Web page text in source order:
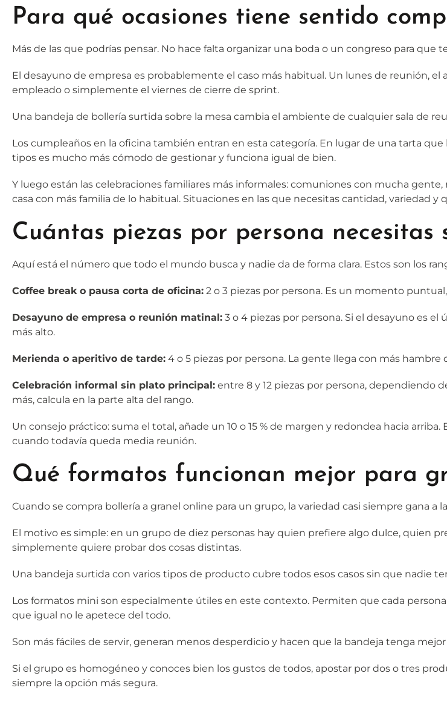
Para qué ocasiones tiene sentido
Más de las que podrías pensar. No hace falta organizar una boda o un congreso para
El desayuno de empresa es probablemente el caso más habitual. Un lunes de reunión,
empleado o simplemente el viernes de cierre de sprint.
Una bandeja de bollería surtida sobre la mesa cambia el ambiente de cualquier sala de
Los cumpleaños en la oficina también entran en esta categoría. En lugar de una tarta
tipos es mucho más cómodo de gestionar y funciona igual de bien.
Y luego están las celebraciones familiares más informales: comuniones con mucha
casa con más familia de lo habitual. Situaciones en las que necesitas cantidad, variedad y
Cuántas piezas por persona necesitas
Aquí está el número que todo el mundo busca y nadie da de forma clara. Estos son los
Coffee break o pausa corta de oficina: 2 o 3 piezas por persona. Es un momento
Desayuno de empresa o reunión matinal: 3 o 4 piezas por persona. Si el desayuno es
más alto.
Merienda o aperitivo de tarde: 4 o 5 piezas por persona. La gente llega con más hambre
Celebración informal sin plato principal: entre 8 y 12 piezas por persona, dependiendo
más, calcula en la parte alta del rango.
Un consejo práctico: suma el total, añade un 10 o 15 % de margen y redondea hacia
cuando todavía queda media reunión.
Qué formatos funcionan mejor para
Cuando se compra bollería a granel online para un grupo, la variedad casi siempre gana a
El motivo es simple: en un grupo de diez personas hay quien prefiere algo dulce, quien
simplemente quiere probar dos cosas distintas.
Una bandeja surtida con varios tipos de producto cubre todos esos casos sin que nadie
Los formatos mini son especialmente útiles en este contexto. Permiten que cada
que igual no le apetece del todo.
Son más fáciles de servir, generan menos desperdicio y hacen que la bandeja tenga
Si el grupo es homogéneo y conoces bien los gustos de todos, apostar por dos o tres
siempre la opción más segura.